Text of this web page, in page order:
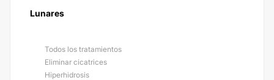
Lunares
Todos los tratamientos
Eliminar cicatrices
Hiperhidrosis